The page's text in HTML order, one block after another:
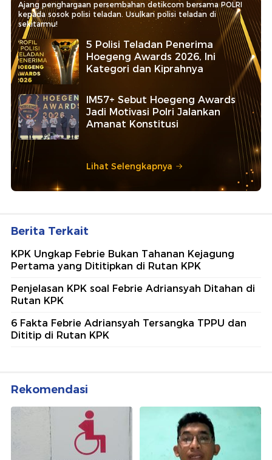
Ajang penghargaan persembahan detikcom bersama POLRI
kepada sosok polisi teladan. Usulkan polisi teladan di
sekitarmu!
5 Polisi Teladan Penerima
Hoegeng Awards 2026, Ini
Kategori dan Kiprahnya
IM57+ Sebut Hoegeng Awards
Jadi Motivasi Polri Jalankan
Amanat Konstitusi
Lihat Selengkapnya
Berita Terkait
KPK Ungkap Febrie Bukan Tahanan Kejagung
Pertama yang Dititipkan di Rutan KPK
Penjelasan KPK soal Febrie Adriansyah Ditahan di
Rutan KPK
6 Fakta Febrie Adriansyah Tersangka TPPU dan
Dititip di Rutan KPK
Rekomendasi